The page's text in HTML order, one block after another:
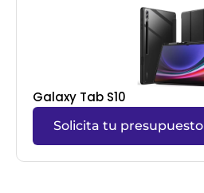
Galaxy Tab S10
Solicita tu presupuesto